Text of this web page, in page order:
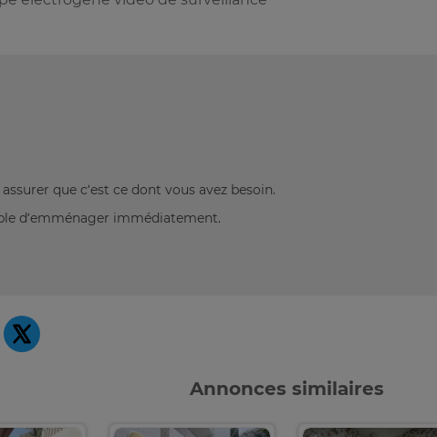
que c’est ce dont vous avez besoin.
d’emménager immédiatement.
Annonces similaires